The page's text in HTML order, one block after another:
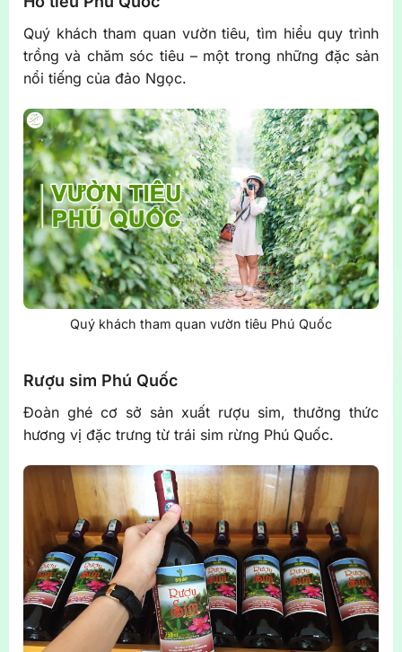
Quý khách tham quan vườn tiêu, tìm hiểu quy trình
trồng và chăm sóc tiêu – một trong những đặc sản
nổi tiếng của đảo Ngọc.
Quý khách tham quan vườn tiêu Phú Quốc
Rượu sim Phú Quốc
Đoàn ghé cơ sở sản xuất rượu sim, thưởng thức
hương vị đặc trưng từ trái sim rừng Phú Quốc.